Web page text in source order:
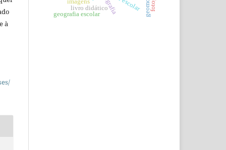
à
livro didático
geografia escolar